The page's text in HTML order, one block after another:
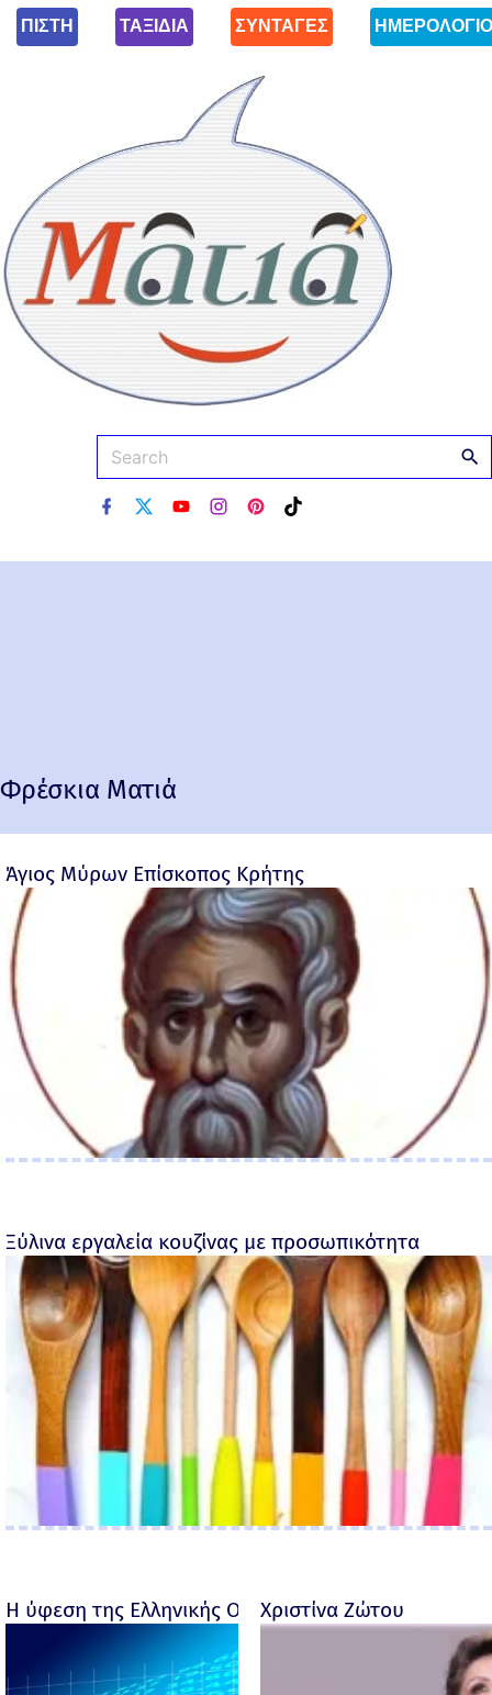
ΠΙΣΤΗ ΤΑΞΙΔΙΑ ΣΥΝΤΑΓΕΣ ΗΜΕΡΟΛΟΓΙΟ
Φρέσκια Ματιά
Άγιος Μύρων Επίσκοπος Κρήτης
Ξύλινα εργαλεία κουζίνας με προσωπικότητα
Η ύφεση της Ελληνικής Οικονομίας - Ροσέτος
Χριστίνα Ζώτου